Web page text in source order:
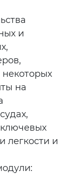
и
на
ключевых
легкости и